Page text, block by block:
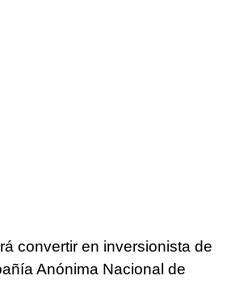
convertir en inversionista de
Anónima Nacional de